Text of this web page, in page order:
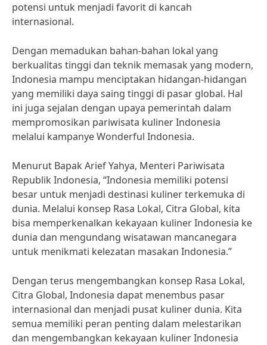
potensi untuk menjadi favorit di kancah
internasional.
Dengan memadukan bahan-bahan lokal yang
berkualitas tinggi dan teknik memasak yang modern,
Indonesia mampu menciptakan hidangan-hidangan
yang memiliki daya saing tinggi di pasar global. Hal
ini juga sejalan dengan upaya pemerintah dalam
mempromosikan pariwisata kuliner Indonesia
melalui kampanye Wonderful Indonesia.
Menurut Bapak Arief Yahya, Menteri Pariwisata
Republik Indonesia, “Indonesia memiliki potensi
besar untuk menjadi destinasi kuliner terkemuka di
dunia. Melalui konsep Rasa Lokal, Citra Global, kita
bisa memperkenalkan kekayaan kuliner Indonesia ke
dunia dan mengundang wisatawan mancanegara
untuk menikmati kelezatan masakan Indonesia.”
Dengan terus mengembangkan konsep Rasa Lokal,
Citra Global, Indonesia dapat menembus pasar
internasional dan menjadi pusat kuliner dunia. Kita
semua memiliki peran penting dalam melestarikan
dan mengembangkan kekayaan kuliner Indonesia